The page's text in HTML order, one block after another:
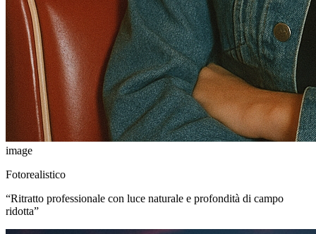
image
Fotorealistico
“Ritratto professionale con luce naturale e profondità di campo
ridotta”